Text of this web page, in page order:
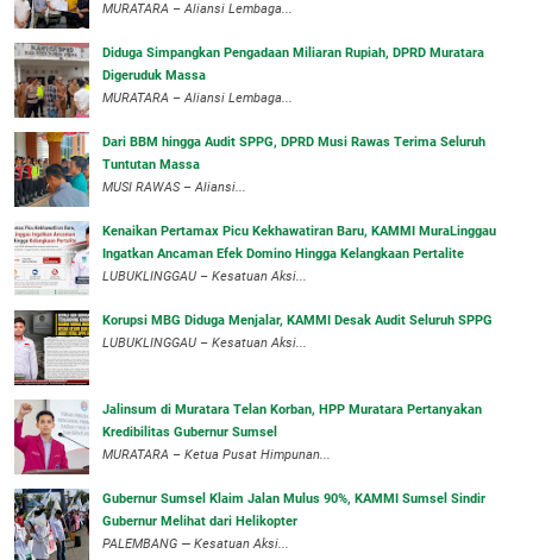
‎MURATARA – Aliansi Lembaga...
Diduga Simpangkan Pengadaan Miliaran Rupiah, DPRD Muratara
Digeruduk Massa
‎MURATARA – Aliansi Lembaga...
Dari BBM hingga Audit SPPG, DPRD Musi Rawas Terima Seluruh
Tuntutan Massa
MUSI RAWAS – Aliansi...
‎Kenaikan Pertamax Picu Kekhawatiran Baru, KAMMI MuraLinggau
Ingatkan Ancaman Efek Domino Hingga Kelangkaan Pertalite
‎LUBUKLINGGAU – Kesatuan Aksi...
Korupsi MBG Diduga Menjalar, KAMMI Desak Audit Seluruh SPPG
‎LUBUKLINGGAU – Kesatuan Aksi...
‎Jalinsum di Muratara Telan Korban, HPP Muratara Pertanyakan
Kredibilitas Gubernur Sumsel
MURATARA – Ketua Pusat Himpunan...
‎Gubernur Sumsel Klaim Jalan Mulus 90%, KAMMI Sumsel Sindir
Gubernur Melihat dari Helikopter
‎PALEMBANG — Kesatuan Aksi...